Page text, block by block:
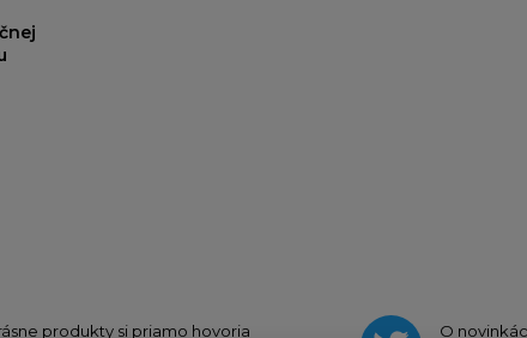
produkty si priamo hovoria O